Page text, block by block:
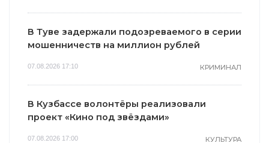
В Туве задержали подозреваемого в серии
мошенничеств на миллион рублей
07.08.2026 17:10 КРИМИНАЛ
В Кузбассе волонтёры реализовали
проект «Кино под звёздами»
07.08.2026 17:00 КУЛЬТУРА